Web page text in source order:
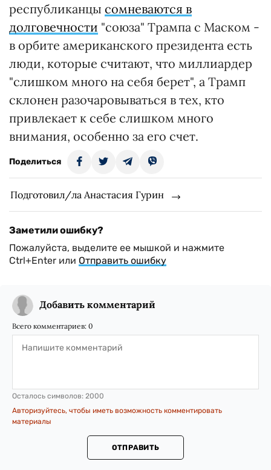
республиканцы сомневаются в
долговечности "союза" Трампа с Маском -
в орбите американского президента есть
люди, которые считают, что миллиардер
"слишком много на себя берет", а Трамп
склонен разочаровываться в тех, кто
привлекает к себе слишком много
внимания, особенно за его счет.
Поделиться
Подготовил/ла Анастасия Гурин
Заметили ошибку?
Пожалуйста, выделите ее мышкой и нажмите
Ctrl+Enter или Отправить ошибку
Добавить комментарий
Всего комментариев: 0
Осталось символов: 2000
Авторизуйтесь, чтобы иметь возможность комментировать
материалы
ОТПРАВИТЬ